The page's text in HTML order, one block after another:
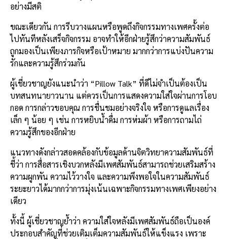
อย่างมีสติ
ขณะเดียวกัน การรีบวางแผนหรือพูดถึงกิจกรรมทางเพศครั้งต่อ
ไปทันทีหลังเสร็จกิจกรรม อาจทำให้อีกฝ่ายรู้สึกว่าความสัมพันธ์
ถูกมองเป็นเพียงภารกิจหรือเป้าหมาย มากกว่าการแบ่งปันความ
รักและความรู้สึกร่วมกัน
ผู้เชี่ยวชาญยังแนะนำว่า “Pillow Talk” ที่ดีไม่จำเป็นต้องเป็น
บทสนทนายาวนาน แต่ควรเป็นการแสดงความใส่ใจผ่านการโอบ
กอด การกล่าวขอบคุณ การชื่นชมอย่างจริงใจ หรือการดูแลเรื่อง
เล็ก ๆ น้อย ๆ เช่น การหยิบน้ำดื่ม การห่มผ้า หรือการถามไถ่
ความรู้สึกของอีกฝ่าย
แนวทางดังกล่าวสอดคล้องกับข้อมูลด้านจิตวิทยาความสัมพันธ์ที่
ชี้ว่า การสื่อสารเชิงบวกหลังมีเพศสัมพันธ์สามารถช่วยเสริมสร้าง
ความผูกพัน ความไว้วางใจ และความพึงพอใจในความสัมพันธ์
ระยะยาวได้มากกว่าการมุ่งเน้นเฉพาะกิจกรรมทางเพศเพียงอย่าง
เดียว
ทั้งนี้ ผู้เชี่ยวชาญย้ำว่า ความใส่ใจหลังมีเพศสัมพันธ์ถือเป็นองค์
ประกอบสำคัญที่ช่วยเติมเต็มความสัมพันธ์ให้แข็งแรง เพราะ